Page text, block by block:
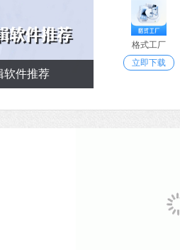
软件推荐
格式工厂
立即下载